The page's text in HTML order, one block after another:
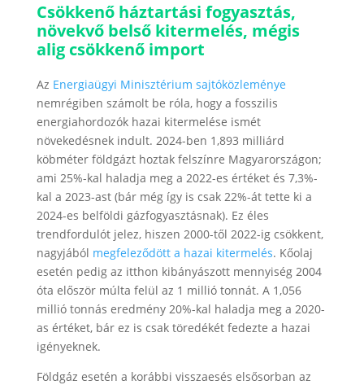
Csökkenő háztartási fogyasztás,
növekvő belső kitermelés, mégis
alig csökkenő import
Az Energiaügyi Minisztérium sajtóközleménye
nemrégiben számolt be róla, hogy a fosszilis
energiahordozók hazai kitermelése ismét
növekedésnek indult. 2024-ben 1,893 milliárd
köbméter földgázt hoztak felszínre Magyarországon;
ami 25%-kal haladja meg a 2022-es értéket és 7,3%-
kal a 2023-ast (bár még így is csak 22%-át tette ki a
2024-es belföldi gázfogyasztásnak). Ez éles
trendfordulót jelez, hiszen 2000-től 2022-ig csökkent,
nagyjából megfeleződött a hazai kitermelés. Kőolaj
esetén pedig az itthon kibányászott mennyiség 2004
óta először múlta felül az 1 millió tonnát. A 1,056
millió tonnás eredmény 20%-kal haladja meg a 2020-
as értéket, bár ez is csak töredékét fedezte a hazai
igényeknek.
Földgáz esetén a korábbi visszaesés elsősorban az